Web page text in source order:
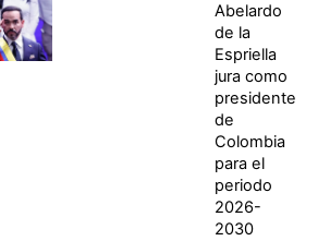
Abelardo
de la
Espriella
jura como
presidente
de
Colombia
para el
periodo
2026-
2030